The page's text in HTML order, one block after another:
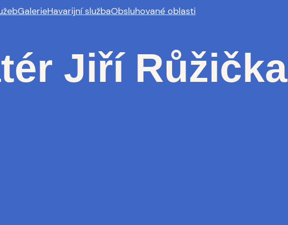
GalerieHavarijní službaObsluhované oblasti
Jiří Růžička